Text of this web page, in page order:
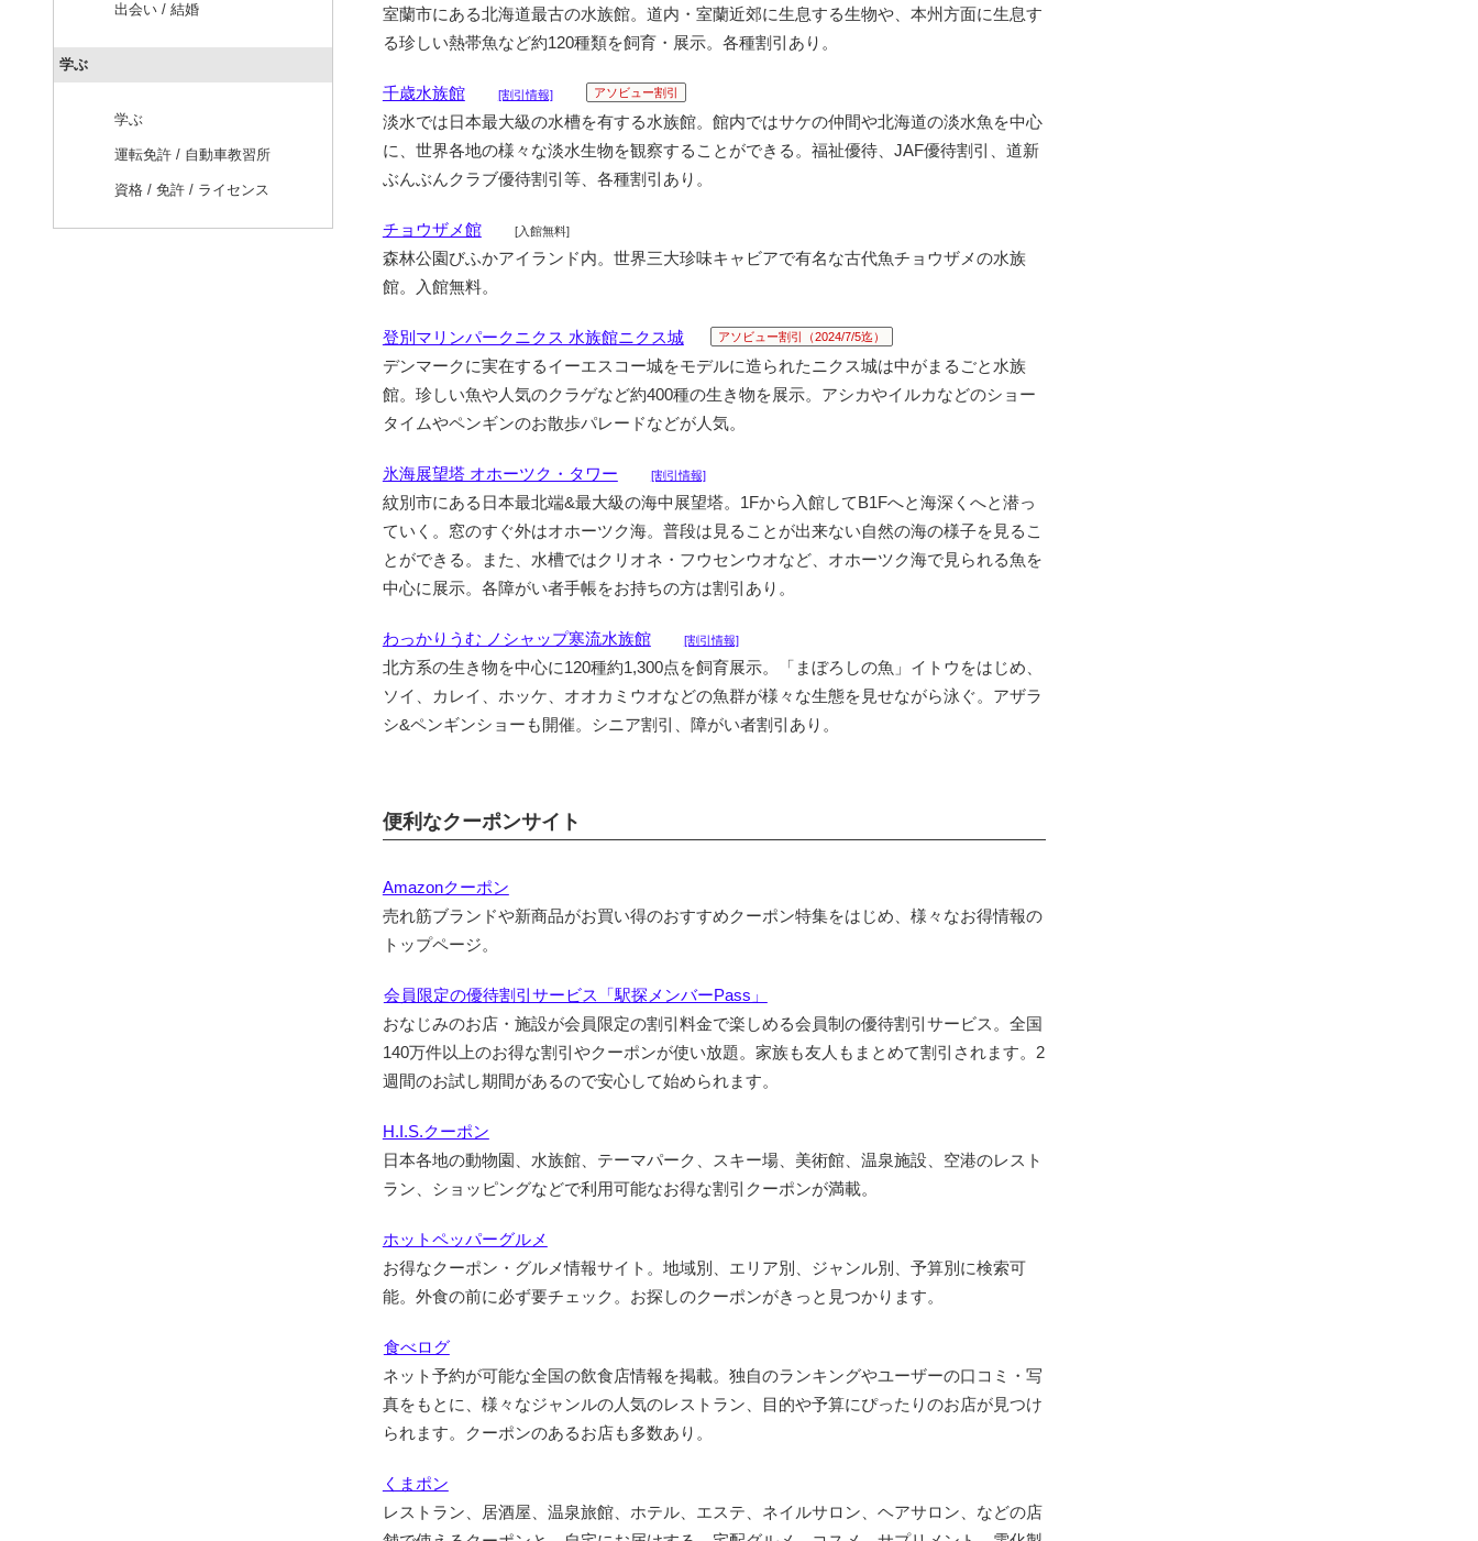
出会い / 結婚
学ぶ
学ぶ
運転免許 / 自動車教習所
資格 / 免許 / ライセンス
室蘭市にある北海道最古の水族館。道内・室蘭近郊に生息する生物や、本州方面に生息す
る珍しい熱帯魚など約120種類を飼育・展示。各種割引あり。
千歳水族館 [割引情報] アソビュー割引
淡水では日本最大級の水槽を有する水族館。館内ではサケの仲間や北海道の淡水魚を中心
に、世界各地の様々な淡水生物を観察することができる。福祉優待、JAF優待割引、道新
ぶんぶんクラブ優待割引等、各種割引あり。
チョウザメ館 [入館無料]
森林公園びふかアイランド内。世界三大珍味キャビアで有名な古代魚チョウザメの水族
館。入館無料。
登別マリンパークニクス 水族館ニクス城 アソビュー割引（2024/7/5迄）
デンマークに実在するイーエスコー城をモデルに造られたニクス城は中がまるごと水族
館。珍しい魚や人気のクラゲなど約400種の生き物を展示。アシカやイルカなどのショー
タイムやペンギンのお散歩パレードなどが人気。
氷海展望塔 オホーツク・タワー [割引情報]
紋別市にある日本最北端&最大級の海中展望塔。1Fから入館してB1Fへと海深くへと潜っ
ていく。窓のすぐ外はオホーツク海。普段は見ることが出来ない自然の海の様子を見るこ
とができる。また、水槽ではクリオネ・フウセンウオなど、オホーツク海で見られる魚を
中心に展示。各障がい者手帳をお持ちの方は割引あり。
わっかりうむ ノシャップ寒流水族館 [割引情報]
北方系の生き物を中心に120種約1,300点を飼育展示。「まぼろしの魚」イトウをはじめ、
ソイ、カレイ、ホッケ、オオカミウオなどの魚群が様々な生態を見せながら泳ぐ。アザラ
シ&ペンギンショーも開催。シニア割引、障がい者割引あり。
便利なクーポンサイト
Amazonクーポン
売れ筋ブランドや新商品がお買い得のおすすめクーポン特集をはじめ、様々なお得情報の
トップページ。
会員限定の優待割引サービス「駅探メンバーPass」
おなじみのお店・施設が会員限定の割引料金で楽しめる会員制の優待割引サービス。全国
140万件以上のお得な割引やクーポンが使い放題。家族も友人もまとめて割引されます。2
週間のお試し期間があるので安心して始められます。
H.I.S.クーポン
日本各地の動物園、水族館、テーマパーク、スキー場、美術館、温泉施設、空港のレスト
ラン、ショッピングなどで利用可能なお得な割引クーポンが満載。
ホットペッパーグルメ
お得なクーポン・グルメ情報サイト。地域別、エリア別、ジャンル別、予算別に検索可
能。外食の前に必ず要チェック。お探しのクーポンがきっと見つかります。
食べログ
ネット予約が可能な全国の飲食店情報を掲載。独自のランキングやユーザーの口コミ・写
真をもとに、様々なジャンルの人気のレストラン、目的や予算にぴったりのお店が見つけ
られます。クーポンのあるお店も多数あり。
くまポン
レストラン、居酒屋、温泉旅館、ホテル、エステ、ネイルサロン、ヘアサロン、などの店